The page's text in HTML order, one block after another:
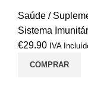
Saúde /
Sistema
€29.90 IVA
COMPRAR